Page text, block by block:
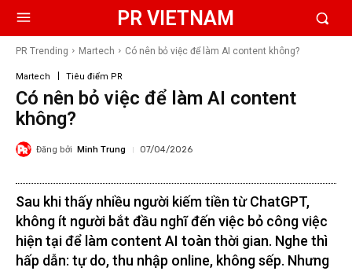
PR VIETNAM
PR Trending Martech Có nên bỏ việc để làm AI content không?
Martech Tiêu điểm PR
Có nên bỏ việc để làm AI content
không?
Đăng bởi Minh Trung 07/04/2026
Sau khi thấy nhiều người kiếm tiền từ ChatGPT,
không ít người bắt đầu nghĩ đến việc bỏ công việc
hiện tại để làm content AI toàn thời gian. Nghe thì
hấp dẫn: tự do, thu nhập online, không sếp. Nhưng